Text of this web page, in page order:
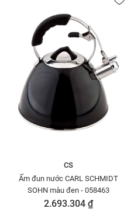
CS
Ấm đun nước CARL SCHMIDT
SOHN màu đen - 058463
2.693.304 ₫